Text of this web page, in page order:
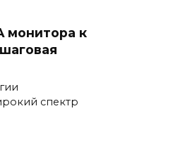
монитора к
спектр